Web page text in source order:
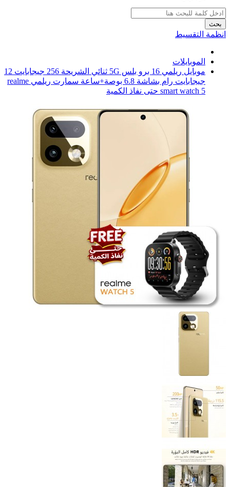
بحث
انظمة التقسيط
الموبايلات
موبايل ريلمي 16 برو بلس 5G ثنائي الشريحة 256 جيجابايت 12
جيجابايت رام بشاشة 6.8 بوصة+ساعة سمارت ريلمي realme
smart watch 5 حتى نفاذ الكمية